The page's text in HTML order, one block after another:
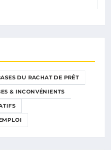
DU RACHAT DE PRÊT
& INCONVÉNIENTS